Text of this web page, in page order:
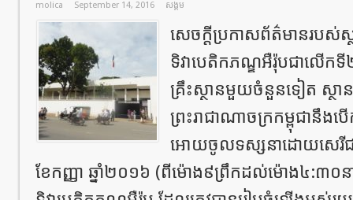
molica September 14, 2016 សង្គម
សេចក្ដីប្រកាសព័ត៌មានរបស់ស្ថ
ទិវាបេតិកភណ្ឌអឺរ៉ុបជាលើកទី
គ្រឹះស្ថានមួយចំនួនទៀត ស្ថាន
ព្រះរាជាណាចក្រកម្ពុជានឹង
អោយចូលទស្សនាដោយសេរីជ
ខែកញ្ញា ឆ្នាំ២០១៦ (ពីម៉ោង៩ព្រឹកដល់ម៉ោង៤:៣០